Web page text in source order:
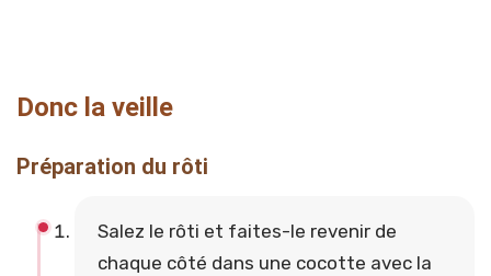
Donc la veille
Préparation du rôti
Salez le rôti et faites-le revenir de
chaque côté dans une cocotte avec la